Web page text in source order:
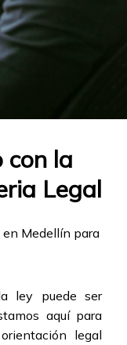
con la
Legal
en Medellín para
ley puede ser
aquí para
legal